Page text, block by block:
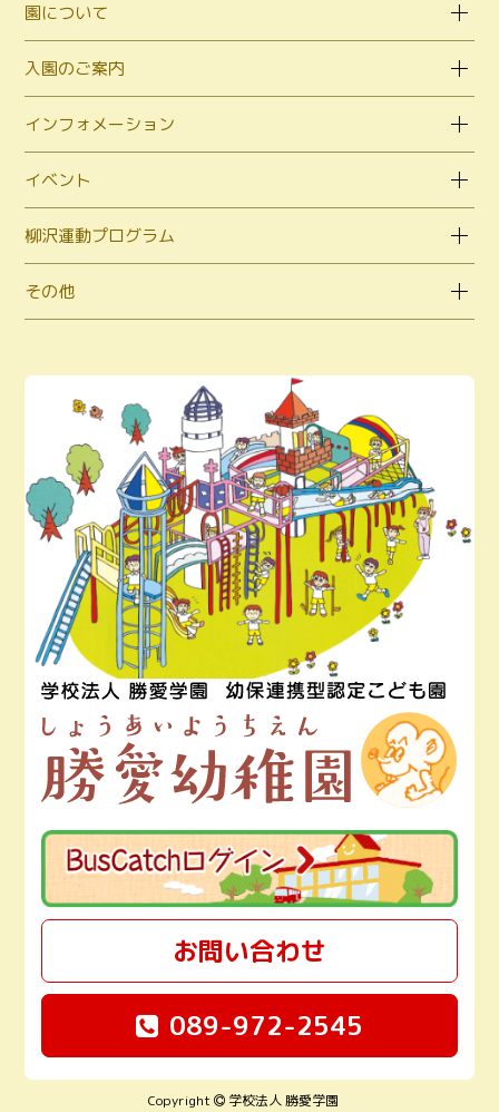
園について
入園のご案内
インフォメーション
イベント
柳沢運動プログラム
その他
お問い合わせ
089-972-2545
Copyright
学校法人 勝愛学園